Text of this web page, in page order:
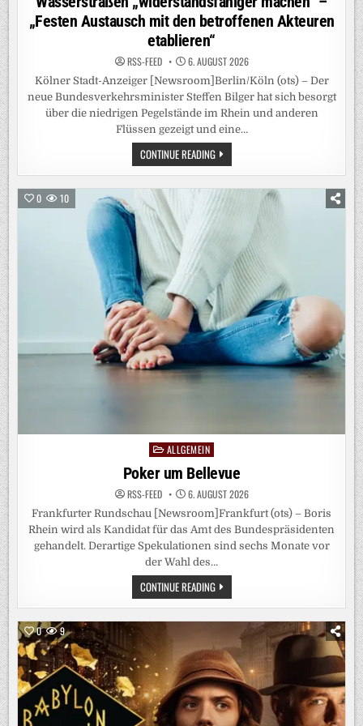
„Festen Austausch mit den betroffenen Akteuren
etablieren“
RSS-FEED 6. AUGUST 2026
Kölner Stadt-Anzeiger [Newsroom]Berlin/Köln (ots) – Der
neue Bundesverkehrsminister Steffen Bilger hat sich besorgt
über die niedrigen Pegelstände im Rhein und anderen
Flüssen gezeigt und eine…
CONTINUE READINGRHEIN-
PEGEL:
VERKEHRSMINISTER
BILGER
WILL
„KURZFRISTIG
HANDELN“-
POLITIKER
WASSERSTRASSEN „
WIDERSTANDSFÄHIGER M
ACHEN“ –
„
FESTEN A
USTAUSCH M
IT D
EN B
ETROFFENEN A
KTEUREN E
TABLIEREN“
0 10
PostedALLGEMEIN
Poker um Bellevue
RSS-FEED 6. AUGUST 2026
Frankfurter Rundschau [Newsroom]Frankfurt (ots) – Boris
Rhein wird als Kandidat für das Amt des Bundespräsidenten
gehandelt. Derartige Spekulationen sind sechs Monate vor
der Wahl des…
CONTINUE READINGPOKER
UM
BELLEVUE
0 9